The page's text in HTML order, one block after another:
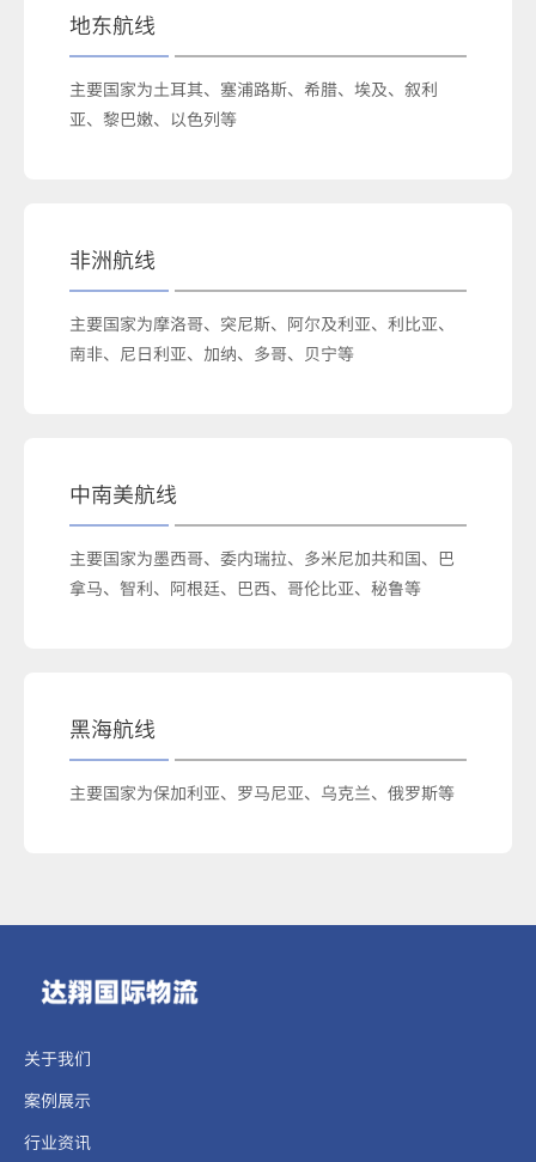
地东航线
主要国家为土耳其、塞浦路斯、希腊、埃及、叙利
亚、黎巴嫩、以色列等
非洲航线
主要国家为摩洛哥、突尼斯、阿尔及利亚、利比亚、
南非、尼日利亚、加纳、多哥、贝宁等
中南美航线
主要国家为墨西哥、委内瑞拉、多米尼加共和国、巴
拿马、智利、阿根廷、巴西、哥伦比亚、秘鲁等
黑海航线
主要国家为保加利亚、罗马尼亚、乌克兰、俄罗斯等
关于我们
案例展示
行业资讯